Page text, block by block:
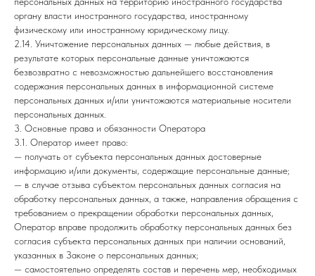
органу власти иностранного государства, иностранному
физическому или иностранному юридическому лицу.
2.14. Уничтожение персональных данных — любые действия, в
результате которых персональные данные уничтожаются
безвозвратно с невозможностью дальнейшего восстановления
содержания персональных данных в информационной системе
персональных данных и/или уничтожаются материальные носители
персональных данных.
3. Основные права и обязанности Оператора
3.1. Оператор имеет право:
— получать от субъекта персональных данных достоверные
информацию и/или документы, содержащие персональные данные;
— в случае отзыва субъектом персональных данных согласия на
обработку персональных данных, а также, направления обращения с
требованием о прекращении обработки персональных данных,
Оператор вправе продолжить обработку персональных данных без
согласия субъекта персональных данных при наличии оснований,
указанных в Законе о персональных данных;
— самостоятельно определять состав и перечень мер, необходимых